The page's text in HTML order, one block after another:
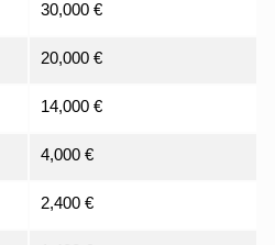
30,000 €
20,000 €
14,000 €
4,000 €
2,400 €